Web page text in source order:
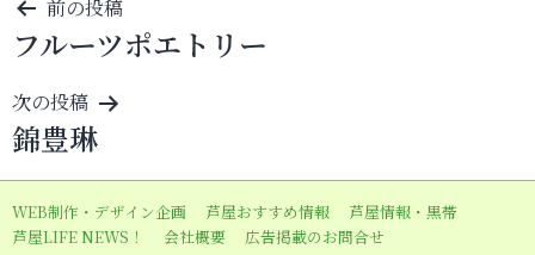
投
稿
ナ
ビ
ゲ
ー
シ
前の投稿
フルーツポエトリー
次の投稿
錦豊琳
WEB制作・デザイン企画 芦屋おすすめ情報
芦屋情報・黒帯
芦屋LIFE NEWS！
会社概要 広告掲載のお問合せ